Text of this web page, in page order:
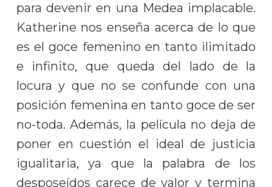
para devenir en una Medea implacable.
Katherine nos enseña acerca de lo que
es el goce femenino en tanto ilimitado
e infinito, que queda del lado de la
locura y que no se confunde con una
posición femenina en tanto goce de ser
no-toda. Además, la película no deja de
poner en cuestión el ideal de justicia
igualitaria, ya que la palabra de los
desposeídos carece de valor y termina